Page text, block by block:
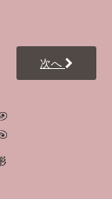
次へ